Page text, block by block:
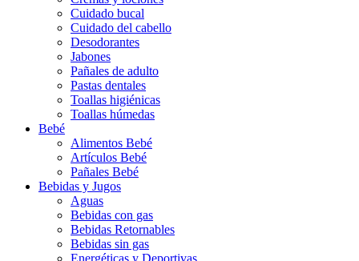
Cuidado bucal
Cuidado del cabello
Desodorantes
Jabones
Pañales de adulto
Pastas dentales
Toallas higiénicas
Toallas húmedas
Bebé
Alimentos Bebé
Artículos Bebé
Pañales Bebé
Bebidas y Jugos
Aguas
Bebidas con gas
Bebidas Retornables
Bebidas sin gas
Energéticas y Deportivas